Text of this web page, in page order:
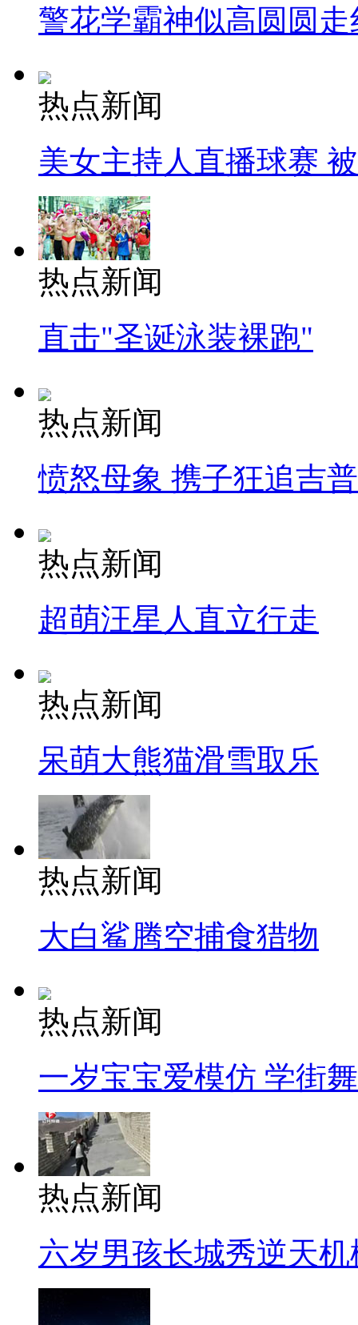
警花学霸神似高圆圆走
热点新闻
美女主持人直播球赛
热点新闻
直击"圣诞泳装裸跑"
热点新闻
愤怒母象 携子狂追吉
热点新闻
超萌汪星人直立行走
热点新闻
呆萌大熊猫滑雪取乐
热点新闻
大白鲨腾空捕食猎物
热点新闻
一岁宝宝爱模仿 学街
热点新闻
六岁男孩长城秀逆天机